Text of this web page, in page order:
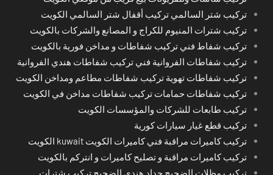
تركيب شتر السالمي تركيب أقفال شتر السالمي الكويت
تركيب شترات المنيوم للكراج و المصانع والشركات بالكويت
تركيب شفاط فني تركيب شفاطات و مداخن فورية بالكويت
تركيب شفاطات الفروانية فني تركيب شفاطات هندي الفروانية
تركيب شفاطات تهوية تركيب شفاطات مطاعم ومداخن الكويت
تركيب شفاطات حمامات تركيب شفاطات مداخن في الكويت
تركيب طابعات للشركات والمؤسسات الكويت
تركيب قطع غيار سيارات كورية
تركيب كاميرات مراقبة فني كاميرات الكويت kuwait الكويت
تركيب كاميرات مراقبة و تصليح كاميرات و انتركم بالكويت
تركيب مظلات الضجيج حداد هندي الضجيج تركيب شترات